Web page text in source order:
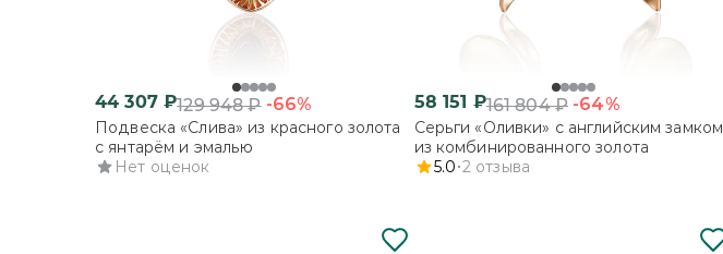
44 307₽129 948₽ -66%
Подвеска «Слива» из красного золота
с янтарём и эмалью
Нет оценок
58 151 ₽161 804₽ -64%
Серьги «Оливки» с английским замком
из комбинированного золота
5.0 2 отзыва